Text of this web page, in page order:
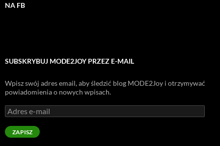
NA FB
SUBSKRYBUJ MODE2JOY PRZEZ E-MAIL
Wpisz swój adres email, aby śledzić blog MODE2Joy i otrzymywać
powiadomienia o nowych wpisach.
Adres
e-
mail
ZAPISZ